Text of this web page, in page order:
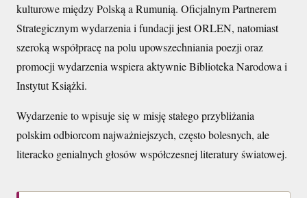
kulturowe między Polską a Rumunią. Oficjalnym Partnerem
Strategicznym wydarzenia i fundacji jest ORLEN, natomiast
szeroką współpracę na polu upowszechniania poezji oraz
promocji wydarzenia wspiera aktywnie Biblioteka Narodowa i
Instytut Książki.
Wydarzenie to wpisuje się w misję stałego przybliżania
polskim odbiorcom najważniejszych, często bolesnych, ale
literacko genialnych głosów współczesnej literatury światowej.